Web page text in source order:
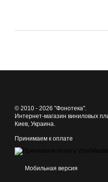
© 2010 - 2026 "Фонотека".
Интернет-магазин виниловых
Киев, Украина.
Принимаем к оплате
Мобильная версия